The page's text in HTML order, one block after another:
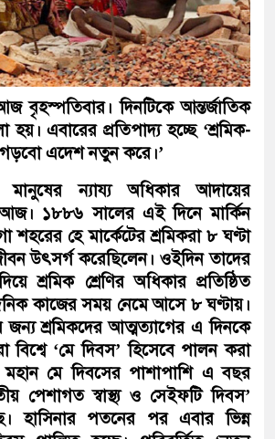
বৃহস্পতিবার। দিনটিকে আন্তর্জাতিক
হয়। এবারের প্রতিপাদ্য হচ্ছে ‘শ্রমিক-
এদেশ নতুন করে।’
মানুষের ন্যায্য অধিকার আদায়ের
১৮৮৬ সালের এই দিনে মার্কিন
শহরের হে মার্কেটের শ্রমিকরা ৮ ঘণ্টা
উৎসর্গ করেছিলেন। ওইদিন তাদের
শ্রমিক শ্রেণির অধিকার প্রতিষ্ঠিত
কাজের সময় নেমে আসে ৮ ঘণ্টায়।
শ্রমিকদের আত্মত্যাগের এ দিনকে
‘মে দিবস’ হিসেবে পালন করা
মহান মে দিবসের পাশাপাশি এ বছর
পেশাগত স্বাস্থ্য ও সেইফটি দিবস’
হাসিনার পতনের পর এবার ভিন্ন